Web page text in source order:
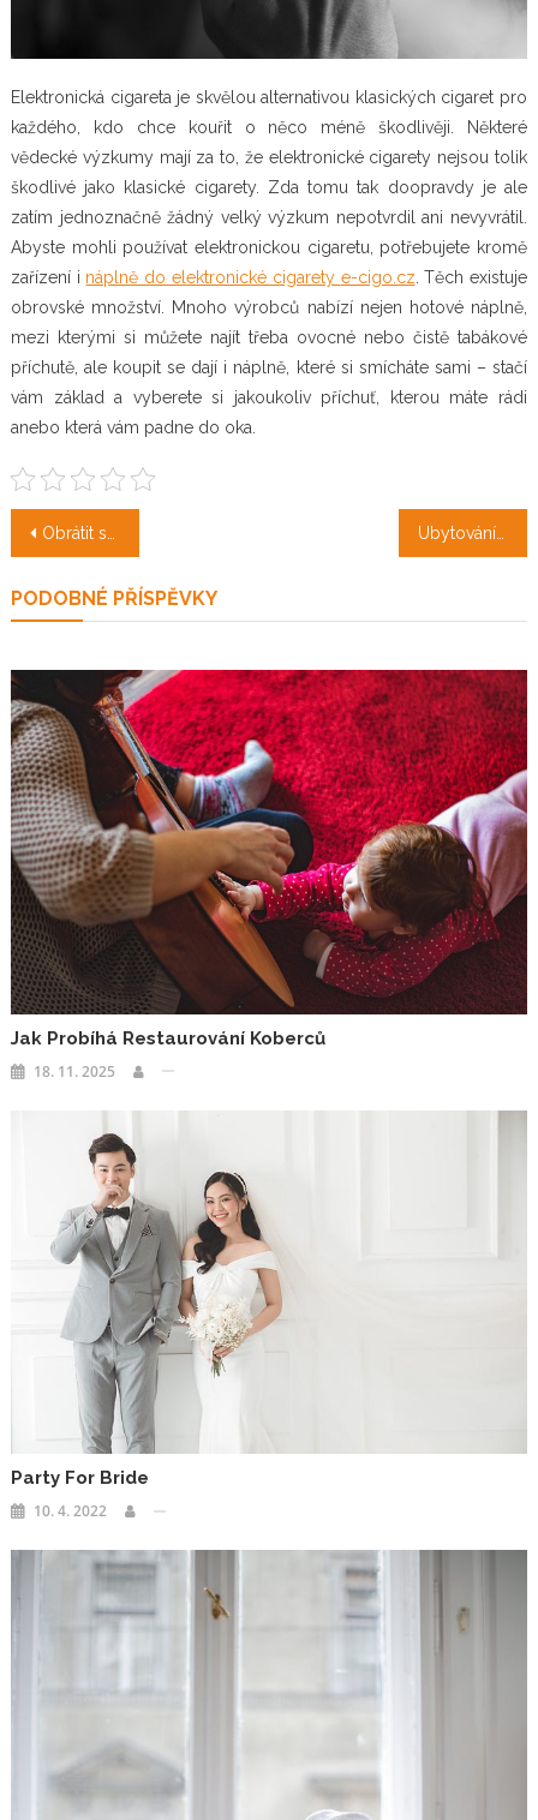
Elektronická cigareta je skvělou alternativou klasických cigaret pro
každého, kdo chce kouřit o něco méně škodlivěji. Některé
vědecké výzkumy mají za to, že elektronické cigarety nejsou tolik
škodlivé jako klasické cigarety. Zda tomu tak doopravdy je ale
zatím jednoznačně žádný velký výzkum nepotvrdil ani nevyvrátil.
Abyste mohli používat elektronickou cigaretu, potřebujete kromě
zařízení i náplně do elektronické cigarety e-cigo.cz . Těch existuje
obrovské množství. Mnoho výrobců nabízí nejen hotové náplně,
mezi kterými si můžete najít třeba ovocné nebo čistě tabákové
příchutě, ale koupit se dají i náplně, které si smícháte sami – stačí
vám základ a vyberete si jakoukoliv příchuť, kterou máte rádi
anebo která vám padne do oka.
Navigace
příspěvek
Obrátit se na server epoptávka je správná volba Ubytování Jetřichovice
PODOBNÉ PŘÍSPĚVKY
Jak Probíhá Restaurování Koberců
18. 11. 2025
Party For Bride
10. 4. 2022